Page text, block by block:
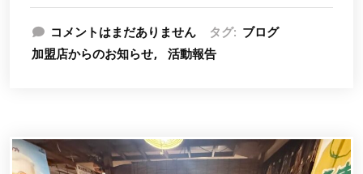
コメントはまだありません タグ: ブログ
加盟店からのお知らせ
活動報告